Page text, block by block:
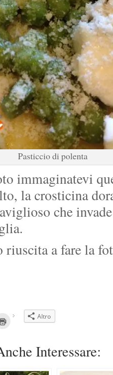
Pasticcio di polenta
immaginatevi
la crosticina
che
riuscita a fare la
Fai
(Si
apre
nuova
Altro
Interessare: